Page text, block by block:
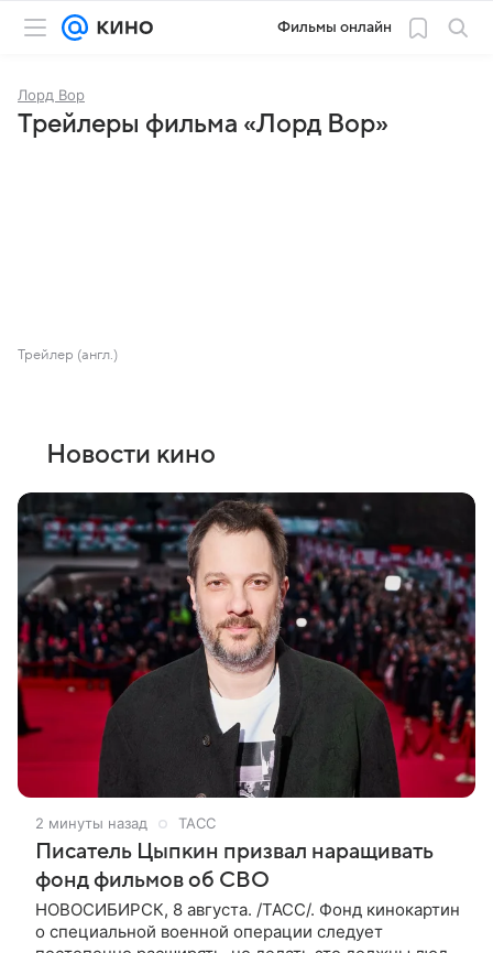
Фильмы онлайн
Лорд Вор
Трейлеры фильма «Лорд Вор»
Трейлер (англ.)
Новости кино
2 минуты назад ТАСС
Писатель Цыпкин призвал наращивать
фонд фильмов об СВО
НОВОСИБИРСК, 8 августа. /ТАСС/. Фонд кинокартин
о специальной военной операции следует